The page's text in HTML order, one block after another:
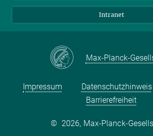
Schulen
Studierende
YouTube
Intranet
Max-Planck-
Impressum Datenschutzhinweis
Barrierefreiheit
© 2026, Max-Planck-